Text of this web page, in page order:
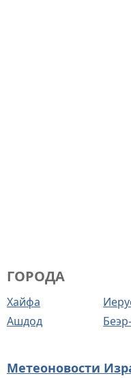
ГОРОДА
Хайфа
Ашдод
Метеоновости